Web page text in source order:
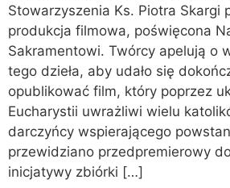
Stowarzyszenia Ks. Piotra Skargi
produkcja filmowa, poświęcona
Sakramentowi. Twórcy apelują o
tego dzieła, aby udało się
opublikować film, który poprzez
Eucharystii uwrażliwi wielu
darczyńcy wspierającego
przewidziano przedpremierowy
inicjatywy zbiórki […]